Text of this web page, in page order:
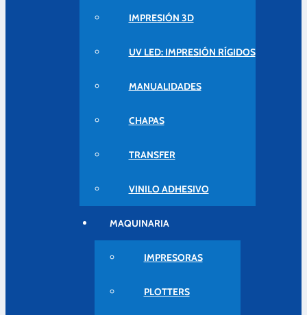
IMPRESIÓN 3D
UV LED: IMPRESIÓN RÍGIDOS
MANUALIDADES
CHAPAS
TRANSFER
VINILO ADHESIVO
MAQUINARIA
IMPRESORAS
PLOTTERS